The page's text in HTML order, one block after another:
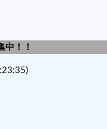
中！！